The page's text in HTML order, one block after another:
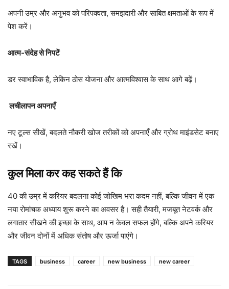
अपनी उम्र और अनुभव को परिपक्वता, समझदारी और साबित क्षमताओं के रूप में
पेश करें।
आत्म-संदेह से निपटें
डर स्वाभाविक है, लेकिन ठोस योजना और आत्मविश्वास के साथ आगे बढ़ें।
लचीलापन अपनाएँ
नए टूल्स सीखें, बदलते नौकरी खोज तरीकों को अपनाएँ और ग्रोथ माइंडसेट बनाए
रखें।
कुल मिला कर कह सकते हैं कि
40 की उम्र में करियर बदलना कोई जोखिम भरा कदम नहीं, बल्कि जीवन में एक
नया रोमांचक अध्याय शुरू करने का अवसर है। सही तैयारी, मजबूत नेटवर्क और
लगातार सीखने की इच्छा के साथ, आप न केवल सफल होंगे, बल्कि अपने करियर
और जीवन दोनों में अधिक संतोष और ऊर्जा पाएंगे।
TAGS business career new business new career